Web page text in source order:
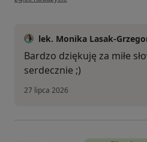
lek. Monika Lasak-
Bardzo dziękuję za miłe
serdecznie ;)
27 lipca 2026